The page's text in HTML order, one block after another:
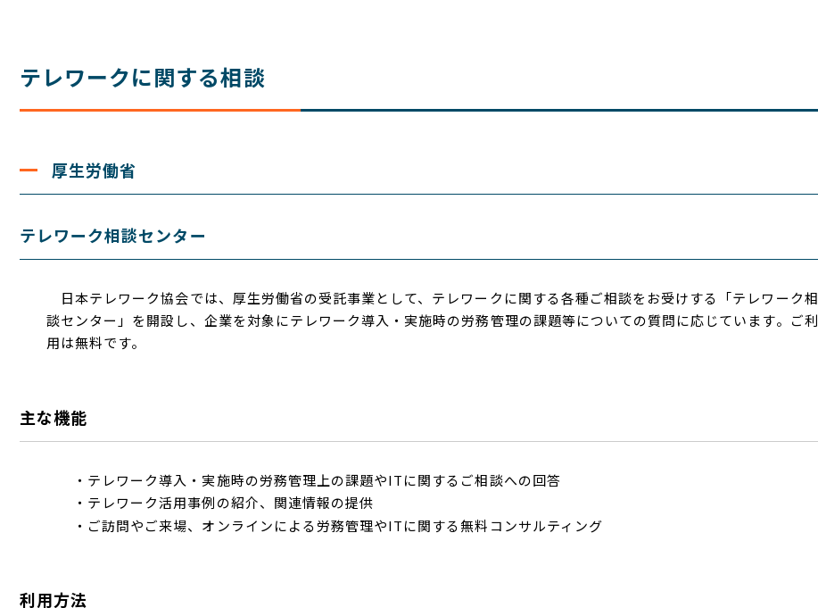
テレワークに関する相談
厚生労働省
テレワーク相談センター
日本テレワーク協会では、厚生労働省の受託事業として、テレワークに関する各種ご相談をお受けする「テレワーク相
談センター」を開設し、企業を対象にテレワーク導入・実施時の労務管理の課題等についての質問に応じています。ご利
用は無料です。
主な機能
・ テレワーク導入・実施時の労務管理上の課題やITに関するご相談への回答
・テレワーク活用事例の紹介、関連情報の提供
・ ご訪問やご来場、オンラインによる労務管理やITに関する無料コンサルティング
利用方法